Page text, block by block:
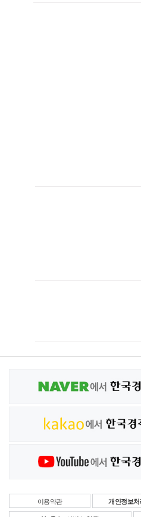
이용약관 개인정보처